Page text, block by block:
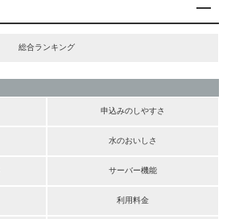
総合ランキング
申込みのしやすさ
水のおいしさ
サーバー機能
利用料金